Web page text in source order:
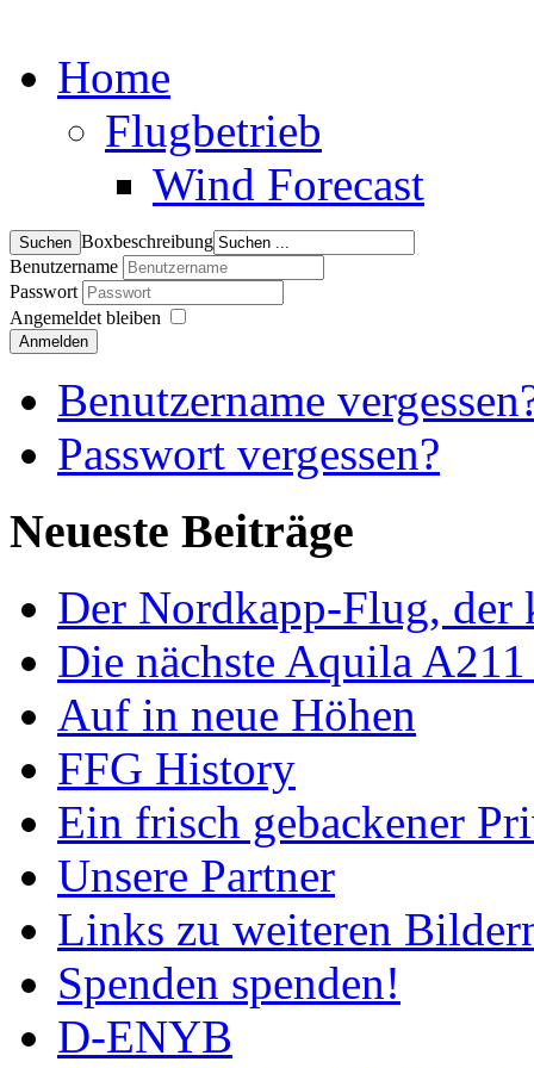
Home
Flugbetrieb
Wind Forecast
Boxbeschreibung
Benutzername
Passwort
Angemeldet bleiben
Anmelden
Benutzername
Passwort vergessen?
Neueste Beiträge
Der Nordkapp-Flug, der
Die nächste Aquila
Auf in neue Höhen
FFG History
Ein frisch gebackener
Unsere Partner
Links zu weiteren
Spenden spenden!
D-ENYB